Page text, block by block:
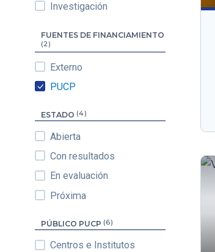
Investigación
FUENTES DE FINANCIAMIENTO
(2)
Externo
PUCP
ESTADO (4)
Abierta
Con resultados
En evaluación
Próxima
PÚBLICO PUCP (6)
Centros e Institutos